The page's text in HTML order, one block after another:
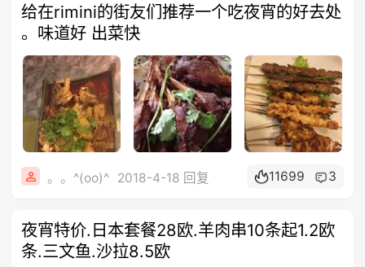
给在rimini的街友们推荐一个吃夜宵的好去处
。味道好 出菜快
。。^(oo)^ 2018-4-18 回复 11699 3
夜宵特价.日本套餐28欧.羊肉串10条起1.2欧
条.三文鱼.沙拉8.5欧